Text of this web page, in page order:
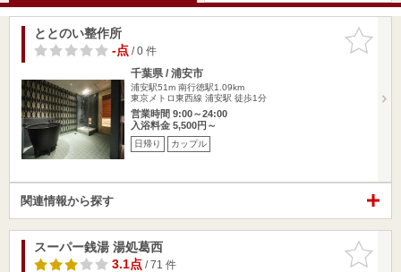
お気に入
りに追加
ととのい整作所
-点/ 0 件
千葉県 / 浦安市
浦安駅51m 南行徳駅1.09km
東京メトロ東西線 浦安駅 徒歩1分
営業時間 9:00～24:00
入浴料金 5,500円～
日帰り カップル
関連情報から探す
お気に入
りに追加
スーパー銭湯 湯処葛西
3.1点/ 71 件